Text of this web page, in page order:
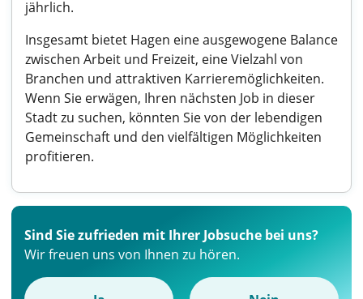
jährlich.
Insgesamt bietet Hagen eine ausgewogene Balance
zwischen Arbeit und Freizeit, eine Vielzahl von
Branchen und attraktiven Karrieremöglichkeiten.
Wenn Sie erwägen, Ihren nächsten Job in dieser
Stadt zu suchen, könnten Sie von der lebendigen
Gemeinschaft und den vielfältigen Möglichkeiten
profitieren.
Sind Sie zufrieden mit Ihrer Jobsuche bei uns?
Wir freuen uns von Ihnen zu hören.